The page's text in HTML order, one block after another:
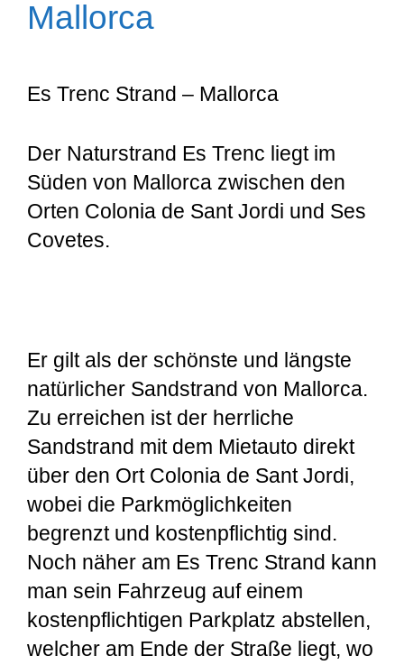
Mallorca
Es Trenc Strand – Mallorca
Der Naturstrand Es Trenc liegt im
Süden von Mallorca zwischen den
Orten Colonia de Sant Jordi und Ses
Covetes.
Er gilt als der schönste und längste
natürlicher Sandstrand von Mallorca.
Zu erreichen ist der herrliche
Sandstrand mit dem Mietauto direkt
über den Ort Colonia de Sant Jordi,
wobei die Parkmöglichkeiten
begrenzt und kostenpflichtig sind.
Noch näher am Es Trenc Strand kann
man sein Fahrzeug auf einem
kostenpflichtigen Parkplatz abstellen,
welcher am Ende der Straße liegt, wo